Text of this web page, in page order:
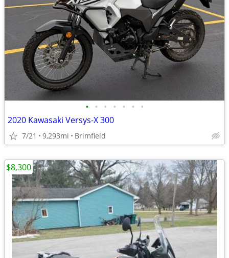
• • • • • • •
2020 Kawasaki Versys-X 300
7/21 9,293mi Brimfield
$8,300